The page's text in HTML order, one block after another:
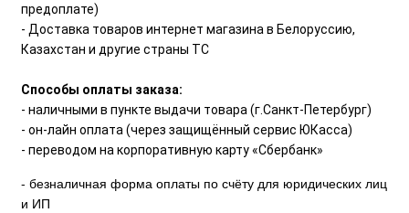
предоплате)
- Доставка товаров интернет магазина в Белоруссию,
Казахстан и другие страны ТС
Способы оплаты заказа:
- наличными в пункте выдачи товара (г.Санкт-Петербург)
- он-лайн оплата (через защищённый сервис ЮКасса)
- переводом на корпоративную карту «Сбербанк»
- безналичная форма оплаты по счёту для юридических лиц
и ИП